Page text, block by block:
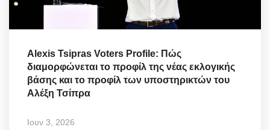
Alexis Tsipras Voters Profile: Πώς
διαμορφώνεται το προφίλ της νέας εκλογικής
βάσης και το προφίλ των υποστηρικτών του
Αλέξη Τσίπρα
Ιουν 3, 2026